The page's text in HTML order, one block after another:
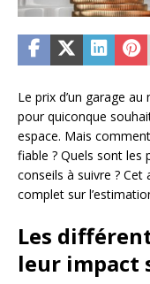
Le prix d’un garage
pour quiconque
espace. Mais
fiable ? Quels sont les
conseils à suivre ?
complet sur
Les
leur impact